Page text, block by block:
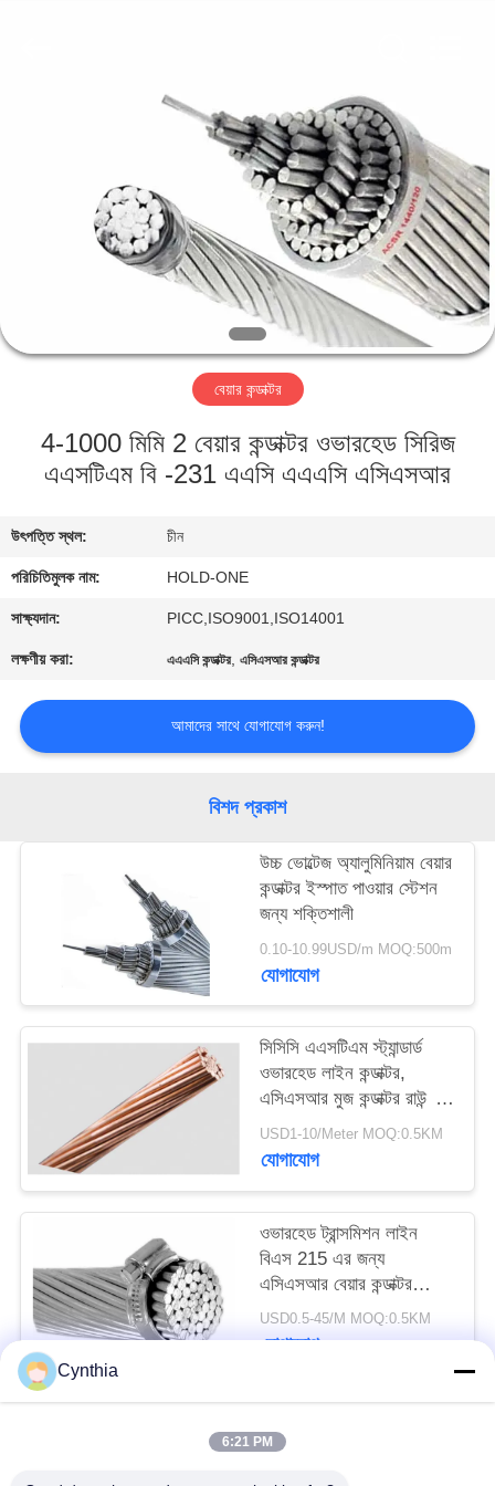
আমাদের
সম্পর্কে
কারখানা
ভ্রমণ
মান
নিয়ন্ত্রণ
যোগাযোগ
করুন
খবর
গোপনীয়তা
বেয়ার কন্ডাক্টর
4-1000 মিমি 2 বেয়ার কন্ডাক্টর ওভারহেড সিরিজ
এএসটিএম বি -231 এএসি এএএসি এসিএসআর
উৎপত্তি স্থল: চীন
পরিচিতিমুলক নাম: HOLD-ONE
সাক্ষ্যদান: PICC,ISO9001,ISO14001
লক্ষণীয় করা: এএএসি কন্ডাক্টর,এসিএসআর কন্ডাক্টর
আমাদের সাথে যোগাযোগ করুন!
বিশদ প্রকাশ
উচ্চ ভোল্টেজ অ্যালুমিনিয়াম বেয়ার
কন্ডাক্টর ইস্পাত পাওয়ার স্টেশন
জন্য শক্তিশালী
0.10-10.99USD/m MOQ:500m
যোগাযোগ
সিসিসি এএসটিএম স্ট্যান্ডার্ড
ওভারহেড লাইন কন্ডাক্টর,
এসিএসআর মুজ কন্ডাক্টর রাউন্ড
ওয়্যার
USD1-10/Meter MOQ:0.5KM
যোগাযোগ
ওভারহেড ট্রান্সমিশন লাইন
বিএস 215 এর জন্য
এসিএসআর বেয়ার কন্ডাক্টর
অ্যালুমিনিয়াম এলোয়
USD0.5-45/M MOQ:0.5KM
যোগাযোগ
Cynthia
6:21 PM